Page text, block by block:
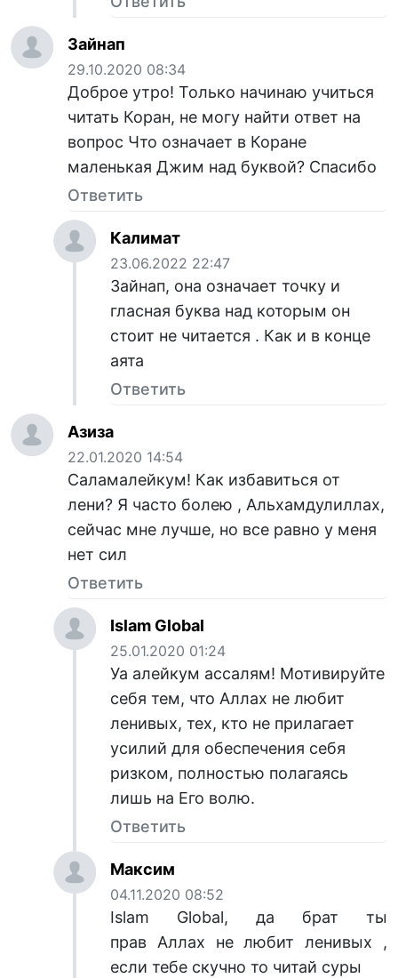
Зайнап
29.10.2020 08:34
Доброе утро! Только начинаю учиться
читать Коран, не могу найти ответ на
вопрос Что означает в Коране
маленькая Джим над буквой? Спасибо
Ответить
Калимат
23.06.2022 22:47
Зайнап, она означает точку и
гласная буква над которым он
стоит не читается . Как и в конце
аята
Ответить
Азиза
22.01.2020 14:54
Саламалейкум! Как избавиться от
лени? Я часто болею , Альхамдулиллах,
сейчас мне лучше, но все равно у меня
нет сил
Ответить
Islam Global
25.01.2020 01:24
Уа алейкум ассалям! Мотивируйте
себя тем, что Аллах не любит
ленивых, тех, кто не прилагает
усилий для обеспечения себя
ризком, полностью полагаясь
лишь на Его волю.
Ответить
Максим
04.11.2020 08:52
Islam Global, да брат ты
прав Аллах не любит ленивых ,
если тебе скучно то читай суры